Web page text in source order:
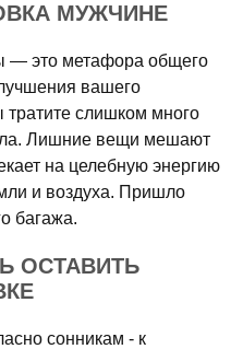
МУЖЧИНЕ
— это метафора общего
вашего
слишком много
Лишние вещи мешают
на целебную энергию
и воздуха. Пришло
багажа.
ОСТАВИТЬ
сонникам - к